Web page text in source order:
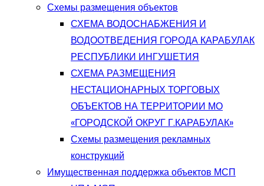
Схемы размещения объектов
СХЕМА ВОДОСНАБЖЕНИЯ И
ВОДООТВЕДЕНИЯ ГОРОДА КАРАБУЛАК
РЕСПУБЛИКИ ИНГУШЕТИЯ
СХЕМА РАЗМЕЩЕНИЯ
НЕСТАЦИОНАРНЫХ ТОРГОВЫХ
ОБЪЕКТОВ НА ТЕРРИТОРИИ МО
«ГОРОДСКОЙ ОКРУГ Г.КАРАБУЛАК»
Схемы размещения рекламных
конструкций
Имущественная поддержка объектов МСП